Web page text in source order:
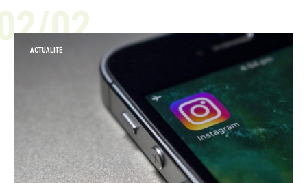
02
ACTUALITÉ